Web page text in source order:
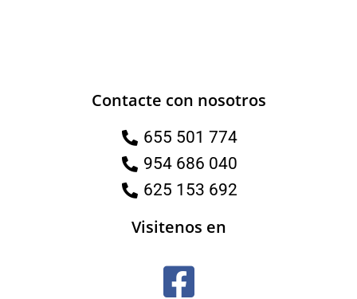
Contacte con nosotros
655 501 774
954 686 040
625 153 692
Visitenos en